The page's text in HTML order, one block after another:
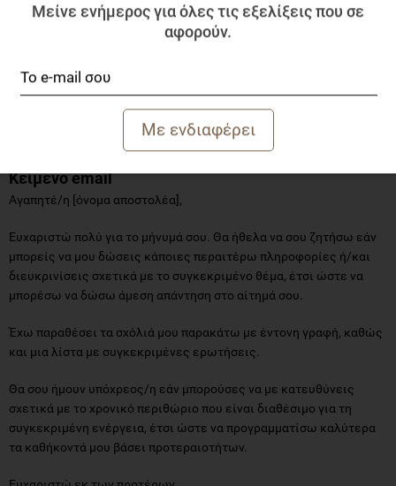
απολύτως νόημα και εσύ (μαζί με την υπόλοιπη ομάδα)
αναρωτιέσαι ποιος ήταν ο λόγος αποστολής του e-mail και τι
Τι μπορείς να γράψεις; Χρησιμοποίησε αυτό το πρότυπο e-mail για
λάβεις ένα τέτοιου είδους μήνυμα ηλεκτρονικού ταχυδρομείου.
Κείμενοemail
Αγαπητέ/η [όνομα αποστολέα],
Ευχαριστώ πολύ για το μήνυμά σου. Θα ήθελα να σου ζητήσω εάν
μπορείς να μου δώσεις κάποιες περαιτέρω πληροφορίες ή/και
διευκρινίσεις σχετικά με το συγκεκριμένο θέμα, έτσι ώστε να
μπορέσω να δώσω άμεση απάντηση στο αίτημά σου.
Έχω παραθέσει τα σχόλιά μου παρακάτω με έντονη γραφή, καθώς
και μια λίστα με συγκεκριμένες ερωτήσεις.
Θα σου ήμουν υπόχρεος/η εάν μπορούσες να με κατευθύνεις
σχετικά με το χρονικό περιθώριο που είναι διαθέσιμο για τη
συγκεκριμένη ενέργεια, έτσι ώστε να προγραμματίσω καλύτερα
τα καθήκοντά μου βάσει προτεραιοτήτων.
Μείνε ενήμερος για όλες τις εξελίξεις που σε
αφορούν.